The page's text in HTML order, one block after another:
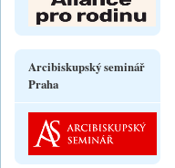
Arcibiskupský seminář
Praha